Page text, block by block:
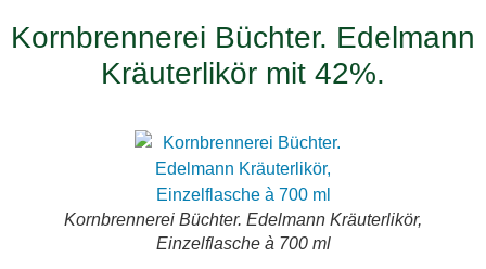
Kornbrennerei Büchter. Edelmann
Kräuterlikör mit 42%.
Kornbrennerei Büchter. Edelmann Kräuterlikör,
Einzelflasche à 700 ml